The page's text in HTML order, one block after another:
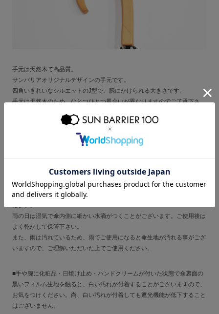
手元は天然木で高品質。
サンバリアオリジナルデザインの手元です。
四角いきれいなシルエットのJ型で、腕にかけられる大きさです。
手元は天然木のため、ひとつひとつ風合いが異なりますのでご了承下さ
■生地には撥水加工を施しておりますので、雨でもご使用いただけます
が、縫い目及び加工部分より雨が漏れることがございますので、ご了承く
雨の日は湿気で傘内側に細かい水滴がつくことがございます。ご使用後は
よく乾かして保管下さい。
また、雨は汚れているため、雨でご使用になると傘生地が汚れる事がござ
いますので、ご理解いただいた上でご使用ください。
■手や腕に化粧品・日焼け止め・ハンドクリームが付いた状態で傘裏面の
黒いフィルム生地を触ると、白い汚れが付着することがございますので、
お気をつけください。尚、白い汚れが付着しても遮光機能が低下すること
はございません。